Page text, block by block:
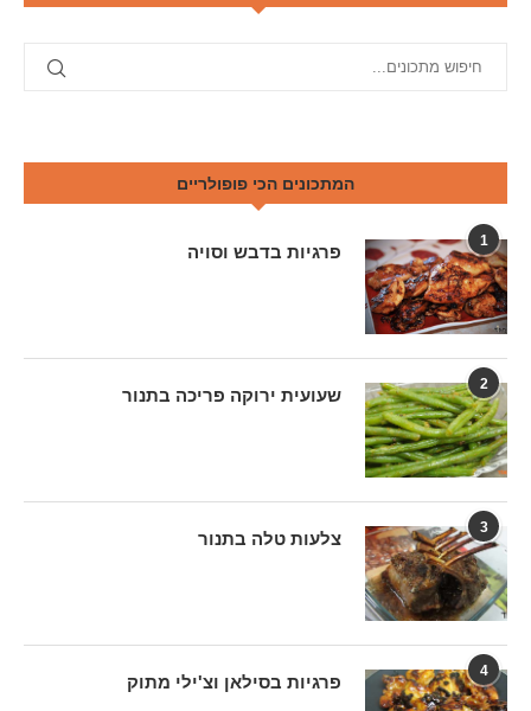
המתכונים הכי פופולריים
1
פרגיות בדבש וסויה
2
שעועית ירוקה פריכה בתנור
3
צלעות טלה בתנור
4
פרגיות בסילאן וצ'ילי מתוק